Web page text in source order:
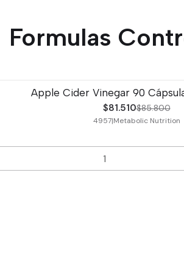
Formulas
Apple Cider Vinegar 90
$81.510$85.800
4957|Metabolic Nutrition